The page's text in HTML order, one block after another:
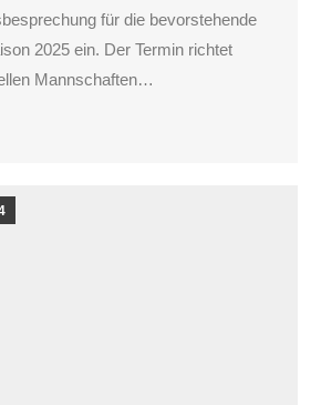
für die bevorstehende
2025 ein. Der Termin richtet
Mannschaften…